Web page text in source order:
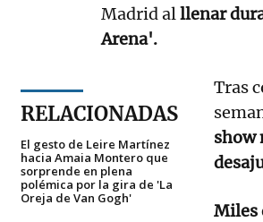
Madrid alllenar
Arena'.
RELACIONADAS
El gesto de Leire Martínez
hacia Amaia Montero que
sorprende en plena
polémica por la gira de 'La
Oreja de Van Gogh'
Tras
show
Miles